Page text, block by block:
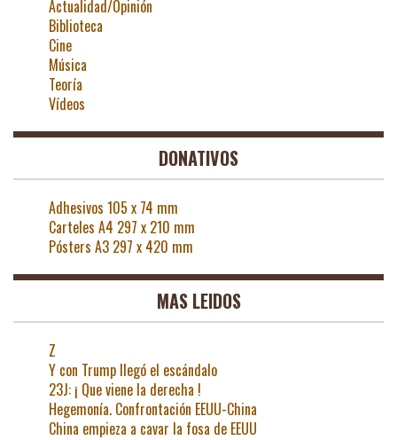
Actualidad/Opinión
Biblioteca
Cine
Música
Teoría
Vídeos
DONATIVOS
Adhesivos 105 x 74 mm
Carteles A4 297 x 210 mm
Pósters A3 297 x 420 mm
MAS LEIDOS
Z
Y con Trump llegó el escándalo
23J: ¡ Que viene la derecha !
Hegemonía. Confrontación EEUU-China
China empieza a cavar la fosa de EEUU